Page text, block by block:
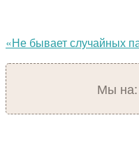
«Не бывает случайных
Мы на: